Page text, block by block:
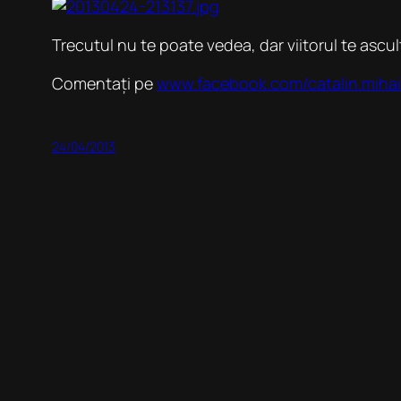
Trecutul nu te poate vedea, dar viitorul te
Comentați pewww.facebook.com/
24/04/2013